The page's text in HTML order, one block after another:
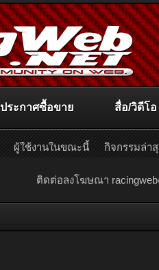
ติดต่อลงโฆษณา
ประกาศซื้อขาย สื่อ/วิดีโอ
ผู้ใช้งานในขณะนี้ กิจกรรมล่า